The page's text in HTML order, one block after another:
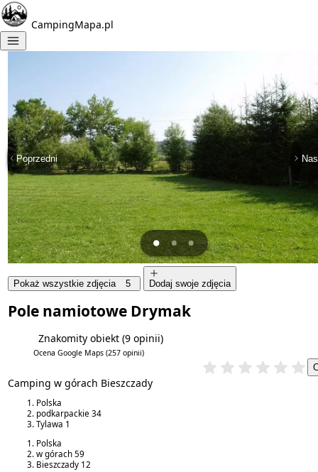
CampingMapa.pl
Poprzedni
Pokaż wszystkie zdjęcia 5 Dodaj swoje zdjęcia
Pole namiotowe Drymak
Znakomity obiekt (9 opinii)
Ocena Google Maps(257 opinii)
Camping w górach Bieszczady
Polska
podkarpackie 34
Tylawa 1
Polska
w górach 59
Bieszczady 12